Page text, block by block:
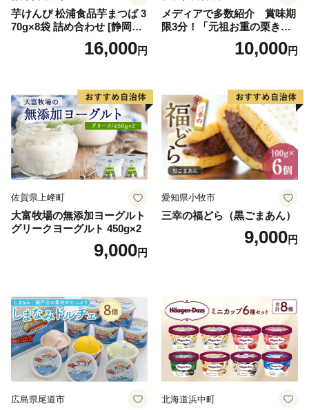
芋けんぴ 松浦食品芋まつば 3
70g×8袋 詰め合わせ [静岡伊
勢丹(松浦食品) 静岡県 吉田町
22424274] 芋ケンピ セット
16,000円
メディアで多数紹介 賞味期
限3分！「元祖お重の栗きん
とんモンブラン」 【未来の
ご褒美】スイーツ 栗 モンブ
子 菓子 F4N-2298
10,000円
佐賀県上峰町
大富牧場の無添加ヨーグルト
グリークヨーグルト 450g×2
9,000円
愛知県小牧市
三幸の福どら（黒ごまあん）
9,000円
広島県尾道市 北海道浜中町